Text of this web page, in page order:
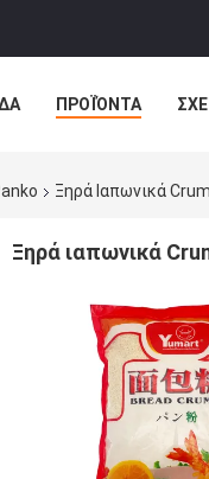
ΠΡΟΪΌΝΤΑ
Ξηρά Ιαπωνικά
Ξηρά ιαπωνικά